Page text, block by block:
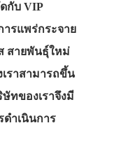
กับ VIP
ารแพร่กระจาย
สายพันธุ์ใหม่
ราสามารถขึ้น
ทของเราจึงมี
ดำเนินการ